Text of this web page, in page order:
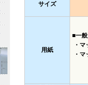
サイズ
用紙
■一
・マ
・マ